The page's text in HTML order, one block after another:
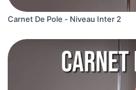
Carnet De Pole - Niveau Inter 2